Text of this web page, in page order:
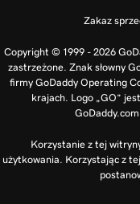
Zakaz
Copyright © 1999 - 2026
zastrzeżone. Znak słowny
firmy GoDaddy Operating
krajach. Logo „GO”
Korzystanie z tej
użytkowania. Korzystając z